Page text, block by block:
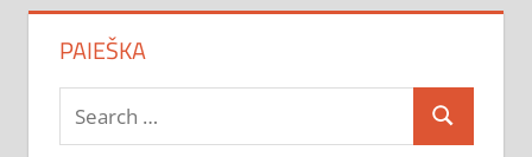
PAIEŠKA
Search
for:
Search